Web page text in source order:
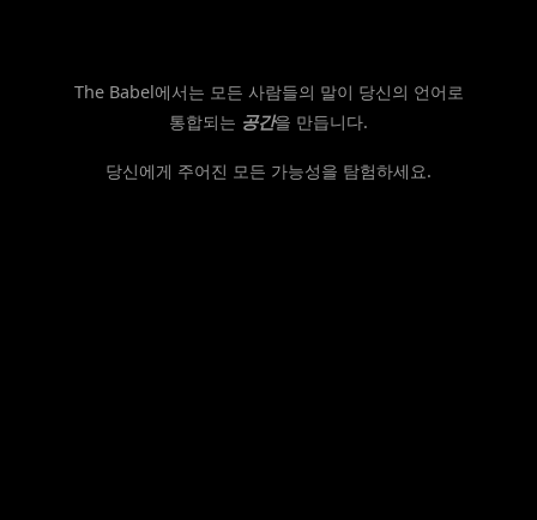
The Babel에서는 모든 사람들의 말이 당신의 언어로
통합되는 공간을 만듭니다.
당신에게 주어진 모든 가능성을 탐험하세요.